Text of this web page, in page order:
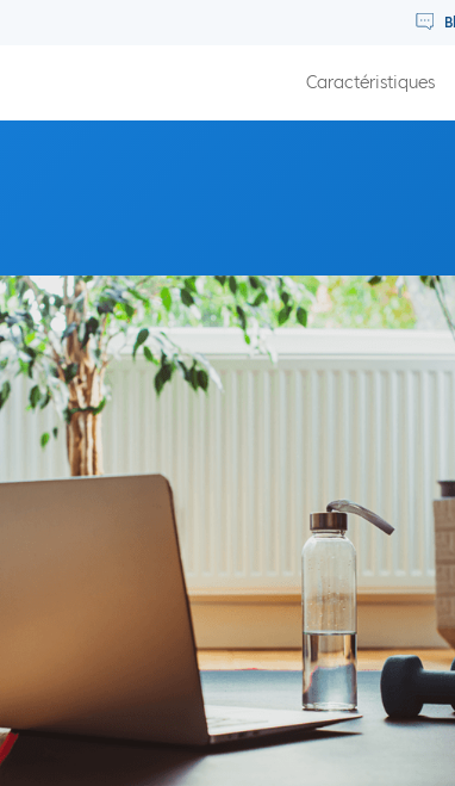
Caractéristiques
rentable à la méthode Pilates avec Emma Jory